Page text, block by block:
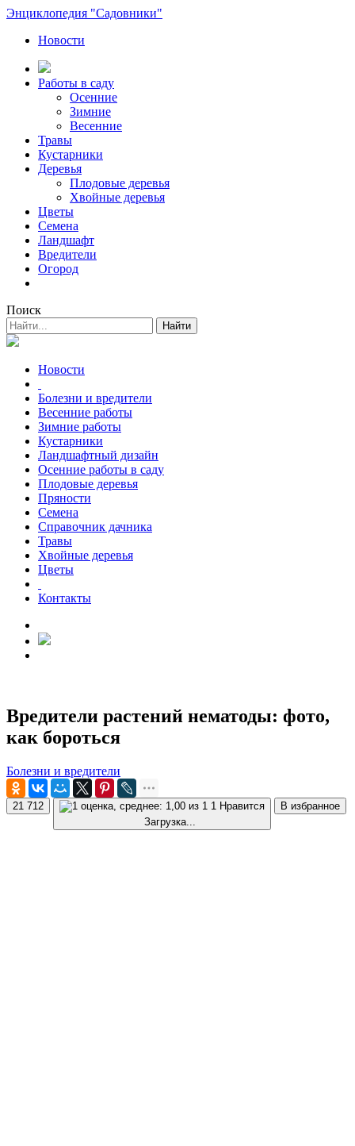
Энциклопедия "Садовники"
Новости
Работы в саду
Осенние
Зимние
Весенние
Травы
Кустарники
Деревья
Плодовые деревья
Хвойные деревья
Цветы
Семена
Ландшафт
Вредители
Огород
Поиск
Новости
Болезни и вредители
Весенние работы
Зимние работы
Кустарники
Ландшафтный дизайн
Осенние работы в саду
Плодовые деревья
Пряности
Семена
Справочник дачника
Травы
Хвойные деревья
Цветы
Контакты
Вредители растений нематоды: фото,
как бороться
Болезни и вредители
21 712
1 Нравится
Загрузка...
В избранное